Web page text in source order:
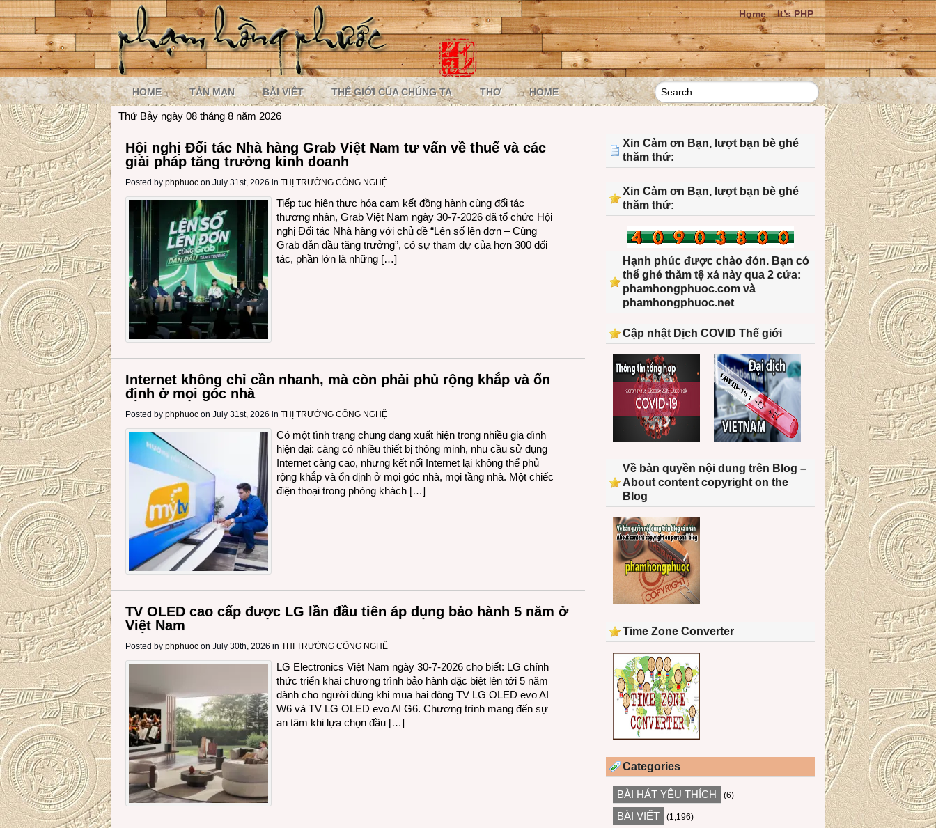
Home It’s PHP
HOME TẢN MẠN BÀI VIẾT THẾ GIỚI CỦA CHÚNG TA THƠ HOME
Thứ Bảy ngày 08 tháng 8 năm 2026
Hội nghị Đối tác Nhà hàng Grab Việt Nam tư vấn về thuế và các
giải pháp tăng trưởng kinh doanh
Posted by phphuoc on July 31st, 2026 in THỊ TRƯỜNG CÔNG NGHỆ
Tiếp tục hiện thực hóa cam kết đồng hành cùng đối tác
thương nhân, Grab Việt Nam ngày 30-7-2026 đã tổ chức Hội
nghị Đối tác Nhà hàng với chủ đề “Lên số lên đơn – Cùng
Grab dẫn đầu tăng trưởng”, có sự tham dự của hơn 300 đối
tác, phần lớn là những […]
Internet không chỉ cần nhanh, mà còn phải phủ rộng khắp và ổn
định ở mọi góc nhà
Posted by phphuoc on July 31st, 2026 in THỊ TRƯỜNG CÔNG NGHỆ
Có một tình trạng chung đang xuất hiện trong nhiều gia đình
hiện đại: càng có nhiều thiết bị thông minh, nhu cầu sử dụng
Internet càng cao, nhưng kết nối Internet lại không thể phủ
rộng khắp và ổn định ở mọi góc nhà, mọi tầng nhà. Một chiếc
điện thoại trong phòng khách […]
TV OLED cao cấp được LG lần đầu tiên áp dụng bảo hành 5 năm ở
Việt Nam
Posted by phphuoc on July 30th, 2026 in THỊ TRƯỜNG CÔNG NGHỆ
LG Electronics Việt Nam ngày 30-7-2026 cho biết: LG chính
thức triển khai chương trình bảo hành đặc biệt lên tới 5 năm
dành cho người dùng khi mua hai dòng TV LG OLED evo AI
W6 và TV LG OLED evo AI G6. Chương trình mang đến sự
an tâm khi lựa chọn đầu […]
Xin Cảm ơn Bạn, lượt bạn bè ghé
thăm thứ:
Xin Cảm ơn Bạn, lượt bạn bè ghé
thăm thứ:
Hạnh phúc được chào đón. Bạn có
thể ghé thăm tệ xá này qua 2 cửa:
phamhongphuoc.com và
phamhongphuoc.net
Cập nhật Dịch COVID Thế giới
Về bản quyền nội dung trên Blog –
About content copyright on the
Blog
Time Zone Converter
Categories
BÀI HÁT YÊU THÍCH (6)
BÀI VIẾT (1,196)